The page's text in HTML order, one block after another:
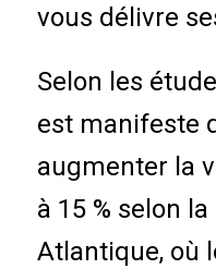
vous délivre
Selon les
est manifeste
augmenter la
à 15 % selon
Atlantique, où